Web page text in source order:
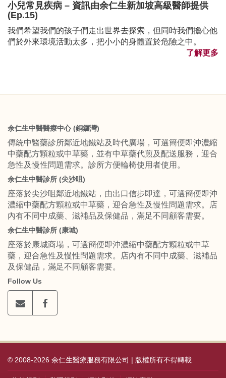
小兒常見疾病 – 資訊由余仁生新加坡高級醫師提供
(Ep.15)
我們希望我們的孩子們走出世界去探索，但同時我們擔心他
們於外來環境活動太多，把小小的身體置於危險之中。
了解更多
余仁生中醫醫療中心 (銅鑼灣)
傳統中醫藥診所鄰近地鐵站及時代廣場，可選簡便即沖濃縮
中藥配方顆粒或中草藥，並有中草藥代煎及配送服務，迎合
急性及慢性問題需求。診所方便輪椅使用者使用。
余仁生中醫診所 (尖沙咀)
座落於尖沙咀鄰近地鐵站，由出口信步即達，可選簡便即沖
濃縮中藥配方顆粒或中草藥，迎合急性及慢性問題需求。店
內有不同中成藥、滋補品及保健品，滿足不同顧客需要。
余仁生中醫診所 (康城)
座落於康城商場，可選簡便即沖濃縮中藥配方顆粒或中草
藥，迎合急性及慢性問題需求。店內有不同中成藥、滋補品
及保健品，滿足不同顧客需要。
Follow Us
© 2008-2026 余仁生醫療服務有限公司 | 版權所有不得轉載